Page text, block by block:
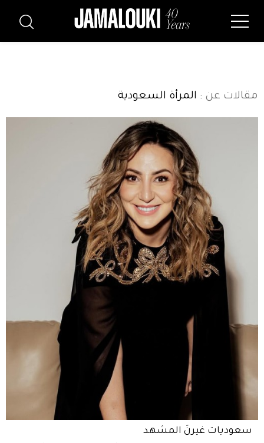
مقالات عن : المرأة السعودية
سعوديات غيرنَ المشهد